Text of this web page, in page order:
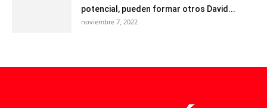
potencial, pueden formar otros David...
noviembre 7, 2022